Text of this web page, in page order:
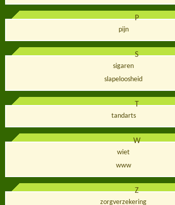
P
pijn
S
sigaren
slapeloosheid
T
tandarts
W
wiet
www
Z
zorgverzekering